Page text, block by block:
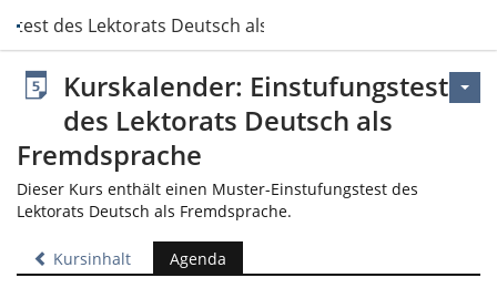
des Lektorats Deutsch als Fremdsprache
Kurskalender: Einstufungstest
des Lektorats Deutsch als
Fremdsprache
Dieser Kurs enthält einen Muster-Einstufungstest des
Lektorats Deutsch als Fremdsprache.
Kursinhalt Agenda